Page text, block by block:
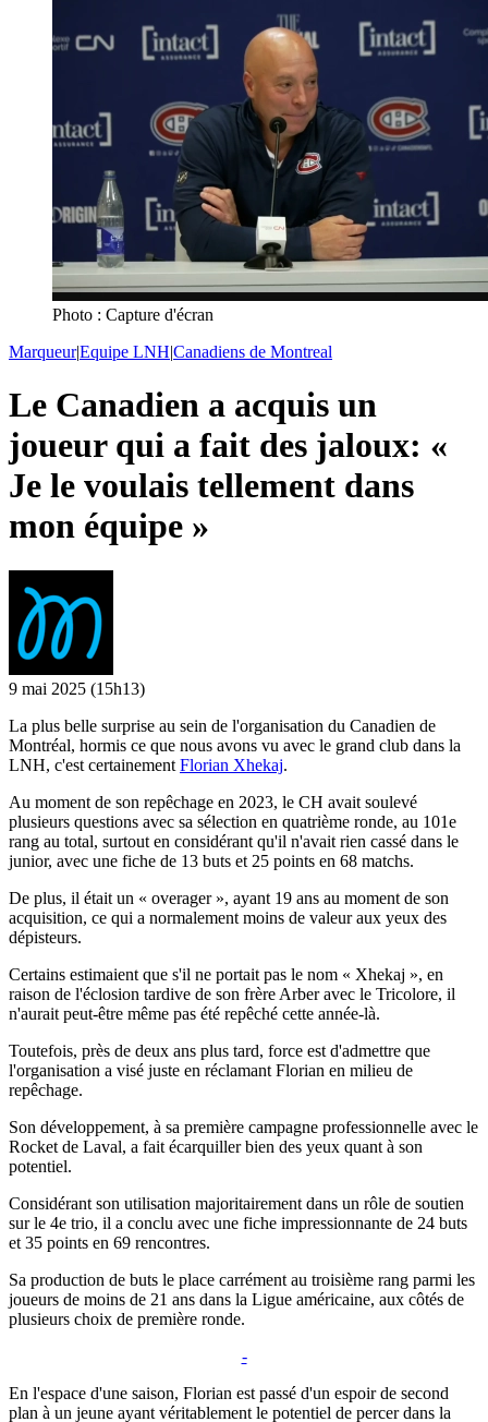
Photo : Capture d'écran
Marqueur|Equipe LNH|Canadiens de Montreal
Le Canadien a acquis un
joueur qui a fait des jaloux: «
Je le voulais tellement dans
mon équipe »
9 mai 2025 (15h13)
La plus belle surprise au sein de l'organisation du Canadien de
Montréal, hormis ce que nous avons vu avec le grand club dans la
LNH, c'est certainement Florian Xhekaj.
Au moment de son repêchage en 2023, le CH avait soulevé
plusieurs questions avec sa sélection en quatrième ronde, au 101e
rang au total, surtout en considérant qu'il n'avait rien cassé dans le
junior, avec une fiche de 13 buts et 25 points en 68 matchs.
De plus, il était un « overager », ayant 19 ans au moment de son
acquisition, ce qui a normalement moins de valeur aux yeux des
dépisteurs.
Certains estimaient que s'il ne portait pas le nom « Xhekaj », en
raison de l'éclosion tardive de son frère Arber avec le Tricolore, il
n'aurait peut-être même pas été repêché cette année-là.
Toutefois, près de deux ans plus tard, force est d'admettre que
l'organisation a visé juste en réclamant Florian en milieu de
repêchage.
Son développement, à sa première campagne professionnelle avec le
Rocket de Laval, a fait écarquiller bien des yeux quant à son
potentiel.
Considérant son utilisation majoritairement dans un rôle de soutien
sur le 4e trio, il a conclu avec une fiche impressionnante de 24 buts
et 35 points en 69 rencontres.
Sa production de buts le place carrément au troisième rang parmi les
joueurs de moins de 21 ans dans la Ligue américaine, aux côtés de
plusieurs choix de première ronde.
-
En l'espace d'une saison, Florian est passé d'un espoir de second
plan à un jeune ayant véritablement le potentiel de percer dans la